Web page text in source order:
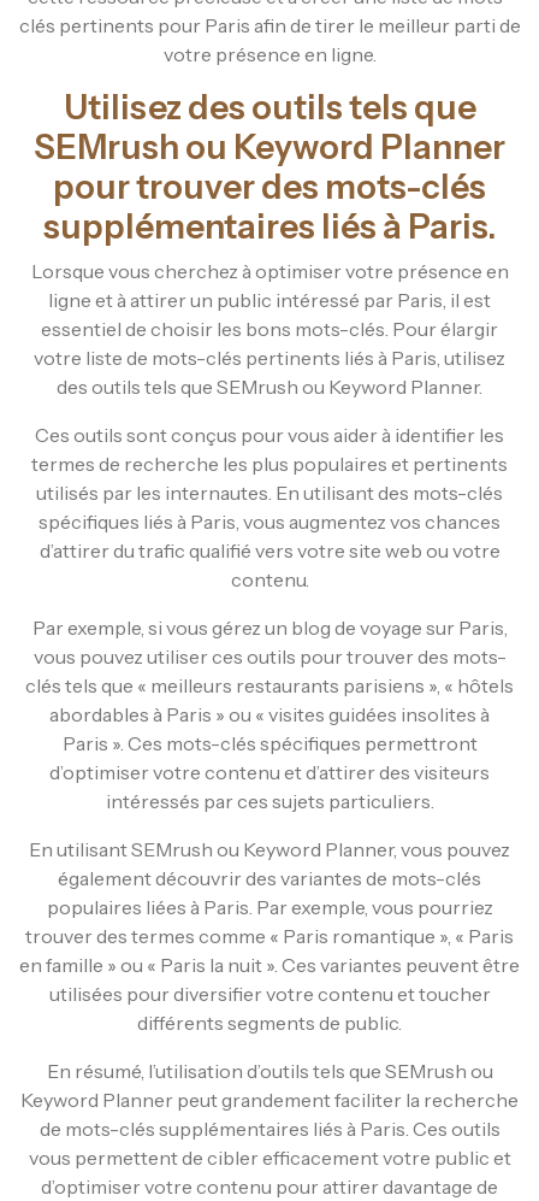
clés pertinents pour Paris afin de tirer le meilleur parti de
votre présence en ligne.
Utilisez des outils tels que
SEMrush ou Keyword Planner
pour trouver des mots-clés
supplémentaires liés à Paris.
Lorsque vous cherchez à optimiser votre présence en
ligne et à attirer un public intéressé par Paris, il est
essentiel de choisir les bons mots-clés. Pour élargir
votre liste de mots-clés pertinents liés à Paris, utilisez
des outils tels que SEMrush ou Keyword Planner.
Ces outils sont conçus pour vous aider à identifier les
termes de recherche les plus populaires et pertinents
utilisés par les internautes. En utilisant des mots-clés
spécifiques liés à Paris, vous augmentez vos chances
d’attirer du trafic qualifié vers votre site web ou votre
contenu.
Par exemple, si vous gérez un blog de voyage sur Paris,
vous pouvez utiliser ces outils pour trouver des mots-
clés tels que « meilleurs restaurants parisiens », « hôtels
abordables à Paris » ou « visites guidées insolites à
Paris ». Ces mots-clés spécifiques permettront
d’optimiser votre contenu et d’attirer des visiteurs
intéressés par ces sujets particuliers.
En utilisant SEMrush ou Keyword Planner, vous pouvez
également découvrir des variantes de mots-clés
populaires liées à Paris. Par exemple, vous pourriez
trouver des termes comme « Paris romantique », « Paris
en famille » ou « Paris la nuit ». Ces variantes peuvent être
utilisées pour diversifier votre contenu et toucher
différents segments de public.
En résumé, l’utilisation d’outils tels que SEMrush ou
Keyword Planner peut grandement faciliter la recherche
de mots-clés supplémentaires liés à Paris. Ces outils
vous permettent de cibler efficacement votre public et
d’optimiser votre contenu pour attirer davantage de